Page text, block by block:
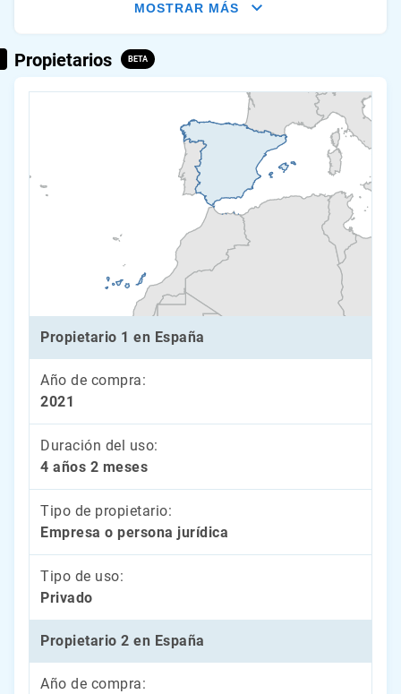
desgaste y compara las lecturas con la media
anual habitual.
MOSTRAR MÁS
Propietarios BETA
Propietario 1 en España
Año de compra:
2021
Duración del uso:
4 años 2 meses
Tipo de propietario:
Empresa o persona jurídica
Tipo de uso:
Privado
Propietario 2 en España
Año de compra: